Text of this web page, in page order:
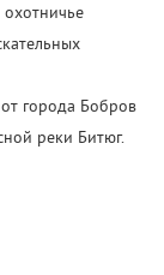
города Бобров
реки Битюг.